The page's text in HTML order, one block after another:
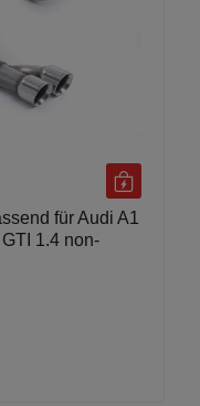
für Audi A1
1.4 non-